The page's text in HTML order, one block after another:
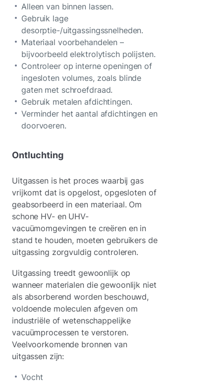
Alleen van binnen lassen.
Gebruik lage
desorptie-/uitgassingssnelheden.
Materiaal voorbehandelen –
bijvoorbeeld elektrolytisch polijsten.
Controleer op interne openingen of
ingesloten volumes, zoals blinde
gaten met schroefdraad.
Gebruik metalen afdichtingen.
Verminder het aantal afdichtingen en
doorvoeren.
Ontluchting
Uitgassen is het proces waarbij gas
vrijkomt dat is opgelost, opgesloten of
geabsorbeerd in een materiaal. Om
schone HV- en UHV-
vacuümomgevingen te creëren en in
stand te houden, moeten gebruikers de
uitgassing zorgvuldig controleren.
Uitgassing treedt gewoonlijk op
wanneer materialen die gewoonlijk niet
als absorberend worden beschouwd,
voldoende moleculen afgeven om
industriële of wetenschappelijke
vacuümprocessen te verstoren.
Veelvoorkomende bronnen van
uitgassen zijn:
Vocht